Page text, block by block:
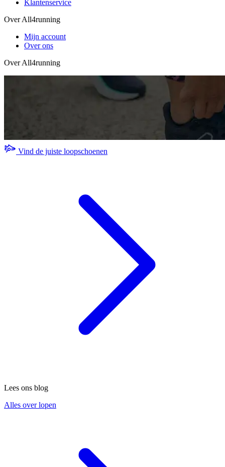
Klantenservice
Over All4running
Mijn account
Over ons
Over All4running
Vind de juiste loopschoenen
Lees ons blog
Alles over lopen